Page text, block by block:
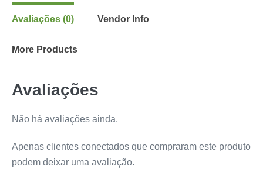
Avaliações (0) Vendor Info
More Products
Avaliações
Não há avaliações ainda.
Apenas clientes conectados que compraram este produto
podem deixar uma avaliação.